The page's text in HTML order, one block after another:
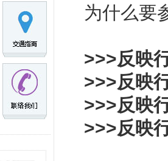
为什么要
>>>反映
>>>反映
>>>反映
>>>反映